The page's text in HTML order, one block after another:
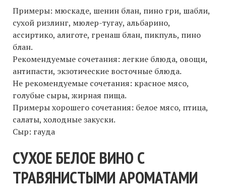
Примеры: мюскаде, шенин блан, пино гри, шабли,
сухой ризлинг, мюлер-тугау, альбарино,
ассиртико, алиготе, гренаш блан, пикпуль, пино
блан.
Рекомендуемые сочетания: легкие блюда, овощи,
антипасти, экзотические восточные блюда.
Не рекомендуемые сочетания: красное мясо,
голубые сыры, жирная пища.
Примеры хорошего сочетания: белое мясо, птица,
салаты, холодные закуски.
Сыр: гауда
CУХОЕ БЕЛОЕ ВИНО С
ТРАВЯНИСТЫМИ АРОМАТАМИ